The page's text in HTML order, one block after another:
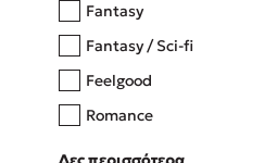
Fantasy
Fantasy / Sci-fi
Feelgood
Romance
Upmarket